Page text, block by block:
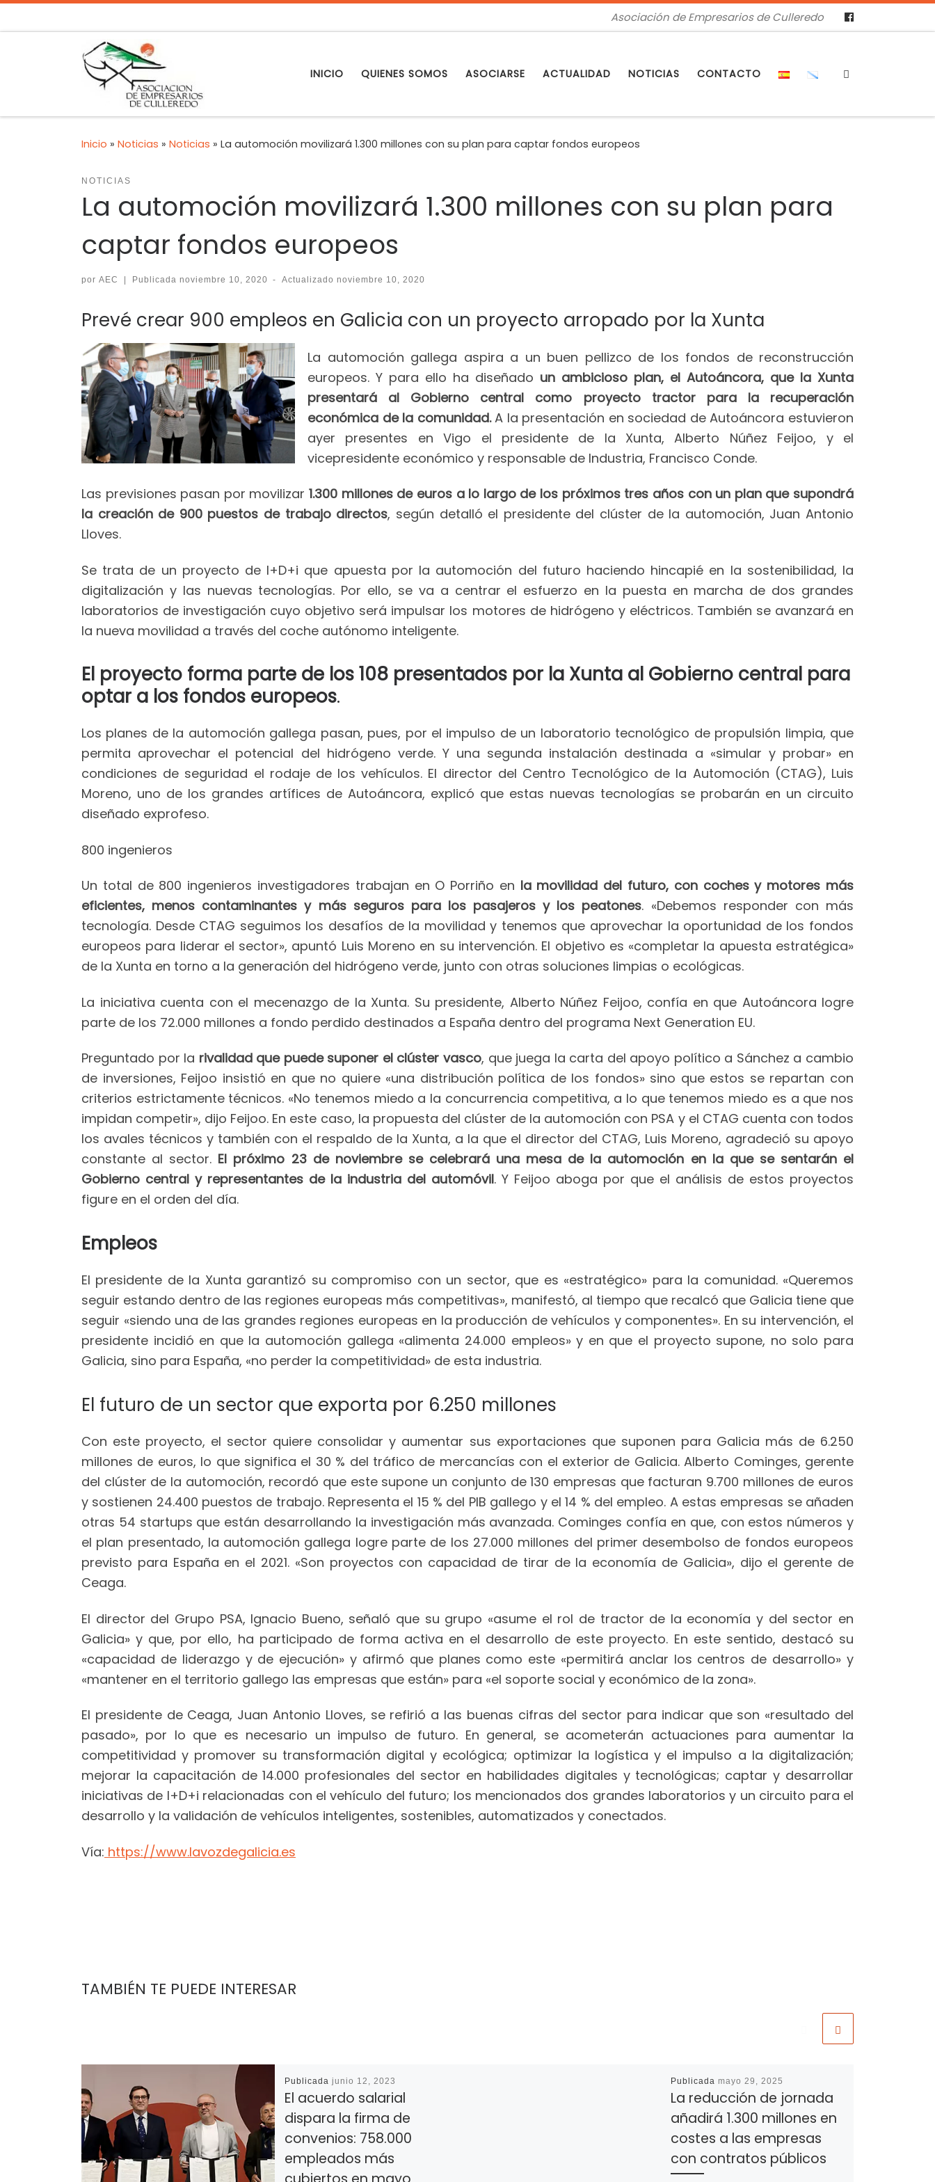
Asociación de Empresarios de Culleredo
INICIO QUIENES SOMOS ASOCIARSE ACTUALIDAD NOTICIAS CONTACTO
Inicio » Noticias » Noticias » La automoción movilizará 1.300 millones con su plan para captar fondos europeos
NOTICIAS
La automoción movilizará 1.300 millones con su plan para
captar fondos europeos
por AEC | Publicada noviembre 10, 2020 - Actualizadonoviembre 10, 2020
Prevé crear 900 empleos en Galicia con un proyecto arropado por la Xunta
La automoción gallega aspira a un buen pellizco de los fondos de reconstrucción
europeos. Y para ello ha diseñado un ambicioso plan, el Autoáncora, que la Xunta
presentará al Gobierno central como proyecto tractor para la recuperación
económica de la comunidad.A la presentación en sociedad de Autoáncora estuvieron
ayer presentes en Vigo el presidente de la Xunta, Alberto Núñez Feijoo, y el
vicepresidente económico y responsable de Industria, Francisco Conde.
Las previsiones pasan por movilizar 1.300 millones de euros a lo largo de los próximos tres años con un plan que supondrá
la creación de 900 puestos de trabajo directos, según detalló el presidente del clúster de la automoción, Juan Antonio
Lloves.
Se trata de un proyecto de I+D+i que apuesta por la automoción del futuro haciendo hincapié en la sostenibilidad, la
digitalización y las nuevas tecnologías. Por ello, se va a centrar el esfuerzo en la puesta en marcha de dos grandes
laboratorios de investigación cuyo objetivo será impulsar los motores de hidrógeno y eléctricos. También se avanzará en
la nueva movilidad a través del coche autónomo inteligente.
El proyecto forma parte de los 108 presentados por la Xunta al Gobierno central para
optar a los fondos europeos.
Los planes de la automoción gallega pasan, pues, por el impulso de un laboratorio tecnológico de propulsión limpia, que
permita aprovechar el potencial del hidrógeno verde. Y una segunda instalación destinada a «simular y probar» en
condiciones de seguridad el rodaje de los vehículos. El director del Centro Tecnológico de la Automoción (CTAG), Luis
Moreno, uno de los grandes artífices de Autoáncora, explicó que estas nuevas tecnologías se probarán en un circuito
diseñado exprofeso.
800 ingenieros
Un total de 800 ingenieros investigadores trabajan en O Porriño en la movilidad del futuro, con coches y motores más
eficientes, menos contaminantes y más seguros para los pasajeros y los peatones. «Debemos responder con más
tecnología. Desde CTAG seguimos los desafíos de la movilidad y tenemos que aprovechar la oportunidad de los fondos
europeos para liderar el sector», apuntó Luis Moreno en su intervención. El objetivo es «completar la apuesta estratégica»
de la Xunta en torno a la generación del hidrógeno verde, junto con otras soluciones limpias o ecológicas.
La iniciativa cuenta con el mecenazgo de la Xunta. Su presidente, Alberto Núñez Feijoo, confía en que Autoáncora logre
parte de los 72.000 millones a fondo perdido destinados a España dentro del programa Next Generation EU.
Preguntado por la rivalidad que puede suponer el clúster vasco, que juega la carta del apoyo político a Sánchez a cambio
de inversiones, Feijoo insistió en que no quiere «una distribución política de los fondos» sino que estos se repartan con
criterios estrictamente técnicos. «No tenemos miedo a la concurrencia competitiva, a lo que tenemos miedo es a que nos
impidan competir», dijo Feijoo. En este caso, la propuesta del clúster de la automoción con PSA y el CTAG cuenta con todos
los avales técnicos y también con el respaldo de la Xunta, a la que el director del CTAG, Luis Moreno, agradeció su apoyo
constante al sector. El próximo 23 de noviembre se celebrará una mesa de la automoción en la que se sentarán el
Gobierno central y representantes de la industria del automóvil. Y Feijoo aboga por que el análisis de estos proyectos
figure en el orden del día.
Empleos
El presidente de la Xunta garantizó su compromiso con un sector, que es «estratégico» para la comunidad. «Queremos
seguir estando dentro de las regiones europeas más competitivas», manifestó, al tiempo que recalcó que Galicia tiene que
seguir «siendo una de las grandes regiones europeas en la producción de vehículos y componentes». En su intervención, el
presidente incidió en que la automoción gallega «alimenta 24.000 empleos» y en que el proyecto supone, no solo para
Galicia, sino para España, «no perder la competitividad» de esta industria.
El futuro de un sector que exporta por 6.250 millones
Con este proyecto, el sector quiere consolidar y aumentar sus exportaciones que suponen para Galicia más de 6.250
millones de euros, lo que significa el 30 % del tráfico de mercancías con el exterior de Galicia. Alberto Cominges, gerente
del clúster de la automoción, recordó que este supone un conjunto de 130 empresas que facturan 9.700 millones de euros
y sostienen 24.400 puestos de trabajo. Representa el 15 % del PIB gallego y el 14 % del empleo. A estas empresas se añaden
otras 54 startups que están desarrollando la investigación más avanzada. Cominges confía en que, con estos números y
el plan presentado, la automoción gallega logre parte de los 27.000 millones del primer desembolso de fondos europeos
previsto para España en el 2021. «Son proyectos con capacidad de tirar de la economía de Galicia», dijo el gerente de
Ceaga.
El director del Grupo PSA, Ignacio Bueno, señaló que su grupo «asume el rol de tractor de la economía y del sector en
Galicia» y que, por ello, ha participado de forma activa en el desarrollo de este proyecto. En este sentido, destacó su
«capacidad de liderazgo y de ejecución» y afirmó que planes como este «permitirá anclar los centros de desarrollo» y
«mantener en el territorio gallego las empresas que están» para «el soporte social y económico de la zona».
El presidente de Ceaga, Juan Antonio Lloves, se refirió a las buenas cifras del sector para indicar que son «resultado del
pasado», por lo que es necesario un impulso de futuro. En general, se acometerán actuaciones para aumentar la
competitividad y promover su transformación digital y ecológica; optimizar la logística y el impulso a la digitalización;
mejorar la capacitación de 14.000 profesionales del sector en habilidades digitales y tecnológicas; captar y desarrollar
iniciativas de I+D+i relacionadas con el vehículo del futuro; los mencionados dos grandes laboratorios y un circuito para el
desarrollo y la validación de vehículos inteligentes, sostenibles, automatizados y conectados.
Vía: https://www.lavozdegalicia.es
TAMBIÉN TE PUEDE INTERESAR
Publicada junio 12, 2023
El acuerdo salarial
dispara la firma de
convenios: 758.000
empleados más
Publicada mayo 29, 2025
La reducción de jornada
añadirá 1.300 millones en
costes a las empresas
con contratos públicos